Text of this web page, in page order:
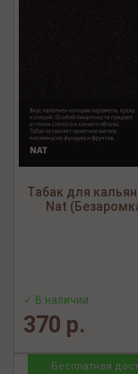
Табак для
Nat
✓ В наличии
370 р.
Бесплатная